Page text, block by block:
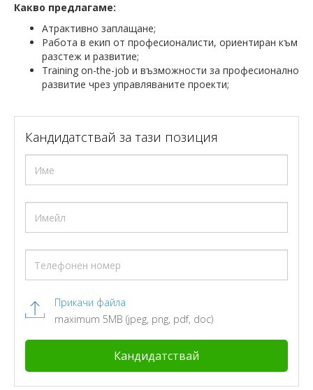
Какво предлагаме:
Атрактивно заплащане;
Работа в екип от професионалисти, ориентиран към
разстеж и развитие;
Training on-the-job и възможности за професионално
развитие чрез управляваните проекти;
Кандидатствай за тази позиция
Прикачи файла
maximum 5MB (jpeg, png, pdf, doc)